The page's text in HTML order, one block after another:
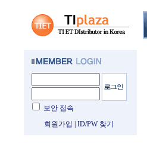
보안 접속
회원가입
ID/PW 찾기